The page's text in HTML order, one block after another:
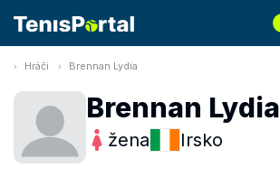
Hráči Brennan Lydia
Brennan Lydia
žena Irsko